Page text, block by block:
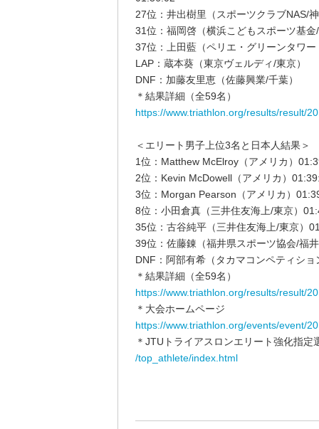
27位：井出樹里（スポーツクラブNAS/
31位：福岡啓（横浜こどもスポーツ基
37位：上田藍（ペリエ・グリーンタワ
LAP：蔵本葵（東京ヴェルディ/東京）
DNF：加藤友里恵（佐藤興業/千葉）
＊結果詳細（全59名）
https://www.triathlon.org/results/result/
＜エリート男子上位3名と日本人結果＞
1位：Matthew McElroy（アメリカ）
2位：Kevin McDowell（アメリカ）
3位：Morgan Pearson（アメリカ）
8位：小田倉真（三井住友海上/東京）
35位：古谷純平（三井住友海上/東京）
39位：佐藤錬（福井県スポーツ協会/福
DNF：阿部有希（タカマコンペティシ
＊結果詳細（全59名）
https://www.triathlon.org/results/result/
＊大会ホームページ
https://www.triathlon.org/events/event/
＊JTUトライアスロンエリート強化指定
/top_athlete/index.html